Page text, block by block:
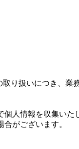
り扱いにつき、業
人情報を収集いた
がございます。